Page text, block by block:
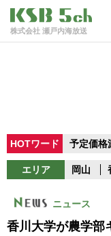
株式会社 瀬戸内海放送
HOTワード 予定価格
エリア 岡山
ニュース
香川大学が農学